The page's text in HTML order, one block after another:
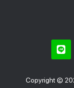
Copyright ©